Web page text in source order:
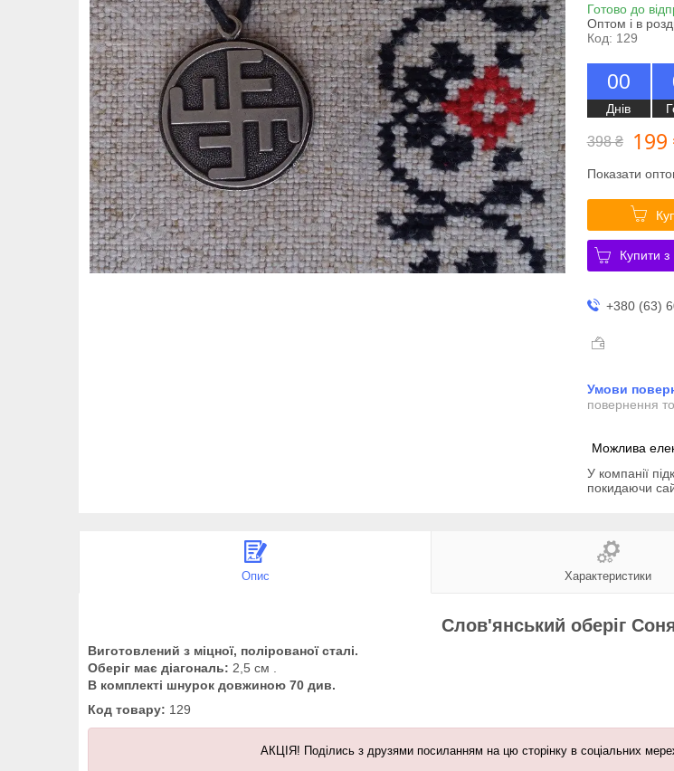
Готово до
Оптом і в
Код: 129
00
Днів
398 ₴ 199
Показати
Купити з
+380 (63)
повернення
У компанії
покидаючи
Опис Характеристики
Слов'янський оберіг
Виготовлений з міцної, полірованої сталі.
Оберіг має діагональ: 2,5 см .
В комплекті шнурок довжиною 70 див.
Код товару: 129
АКЦІЯ! Поділись з друзями посиланням на цю сторінку в соціальних